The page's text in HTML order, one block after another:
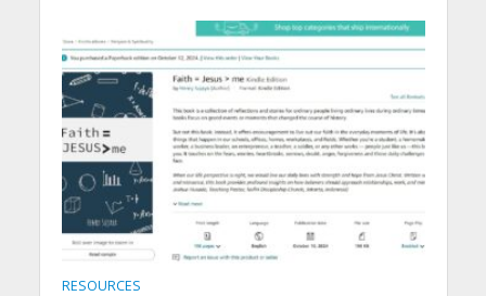
RESOURCES